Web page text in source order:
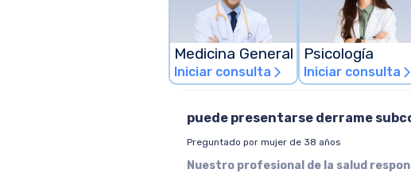
Medicina General
Iniciar consulta arrow_forward_ios
Psicología
Iniciar consulta arrow_forward_ios
puede presentarse derrame
Preguntado por mujer de 38 años
Nuestro profesional de la salud